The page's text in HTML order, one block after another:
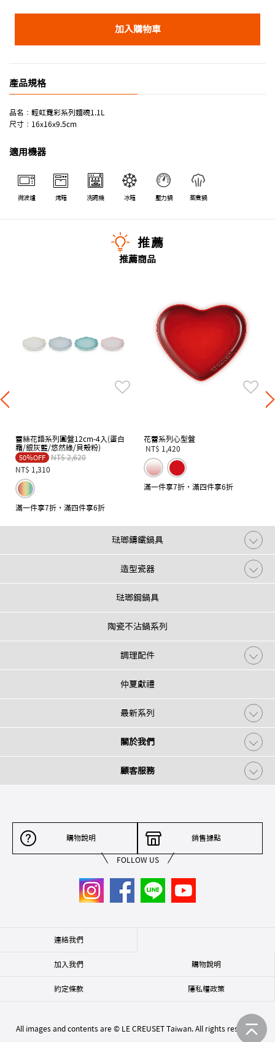
加入購物車
產品規格
品名：輕虹霓彩系列麵碗1.1L
尺寸：16x16x9.5cm
適用機器
微波爐 烤箱 洗碗機 冰箱 壓力鍋 蒸煮鍋
推薦
推薦商品
蕾絲花語系列圓盤12cm-4入(蛋白
霜/銀灰藍/悠然綠/貝殼粉)
50％OFF Price reduced from
NT$ 2,620to
NT$ 1,310
滿一件享7折，滿四件享6折
花蕾系列心型盤
NT$ 1,420
滿一件享7折，滿四件享6折
琺瑯鑄鐵鍋具
造型瓷器
琺瑯鋼鍋具
陶瓷不沾鍋系列
調理配件
仲夏獻禮
最新系列
關於我們
顧客服務
購物說明 銷售據點
FOLLOW US
連絡我們
加入我們 購物說明
約定條款 隱私權政策
All images and contents are © LE CREUSET Taiwan. All rights reserved.